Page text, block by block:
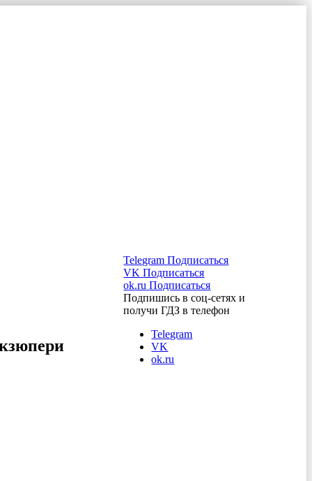
Telegram Подписаться
VK Подписаться
ok.ru Подписаться
Подпишись в соц-сетях и
получи ГДЗ в телефон
Telegram
VK
ok.ru